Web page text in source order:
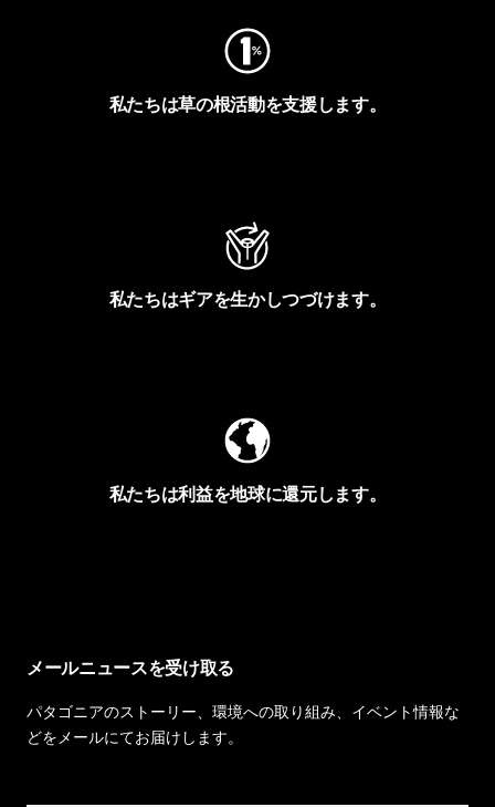
私たちは草の根活動を支援します。
私たちはギアを生かしつづけます。
私たちは利益を地球に還元します。
メールニュースを受け取る
パタゴニアのストーリー、環境への取り組み、イベント情報な
どをメールにてお届けします。